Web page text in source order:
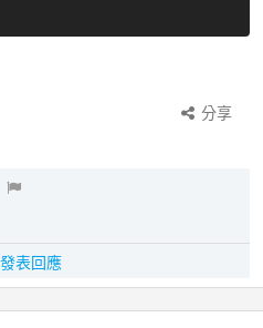
分享
表回應